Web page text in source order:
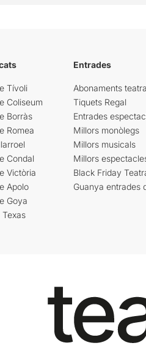
Tívoli
Coliseum
Borràs
Romea
Condal
Victòria
Apolo
Goya
Texas
Entrades
Abonaments
Tiquets Regal
Entrades
Millors monòlegs
Millors musicals
Millors
Black Friday
Guanya entrades